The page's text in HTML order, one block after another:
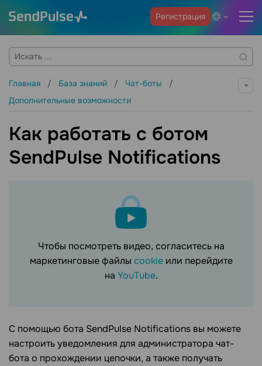
Регистрация
Главная База знаний
Чат-боты
Дополнительные возможности
Как работать с ботом
SendPulse Notifications
Чтобы посмотреть видео, согласитесь на
маркетинговые файлы cookie или перейдите
на YouTube.
С помощью бота SendPulse Notifications вы можете
настроить уведомления для администратора чат-
бота о прохождении цепочки, а также получать